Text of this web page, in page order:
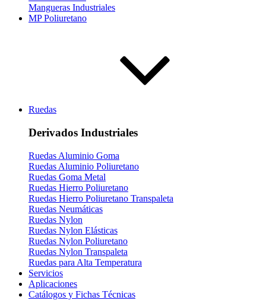
Mangueras Industriales
MP Poliuretano
Ruedas
Derivados Industriales
Ruedas Aluminio Goma
Ruedas Aluminio Poliuretano
Ruedas Goma Metal
Ruedas Hierro Poliuretano
Ruedas Hierro Poliuretano Transpaleta
Ruedas Neumáticas
Ruedas Nylon
Ruedas Nylon Elásticas
Ruedas Nylon Poliuretano
Ruedas Nylon Transpaleta
Ruedas para Alta Temperatura
Servicios
Aplicaciones
Catálogos y Fichas Técnicas